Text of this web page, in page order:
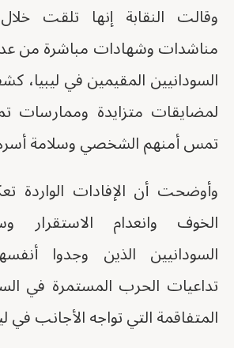
وقالت النقابة إنها تلقت خلال
مناشدات وشهادات مباشرة من
السودانيين المقيمين في
لمضايقات متزايدة وممارسات
تمس أمنهم الشخصي وسلامة
وأوضحت أن الإفادات الواردة
الخوف وانعدام الاستقرار
السودانيين الذين وجدوا
تداعيات الحرب المستمرة في
المتفاقمة التي تواجه الأجانب في